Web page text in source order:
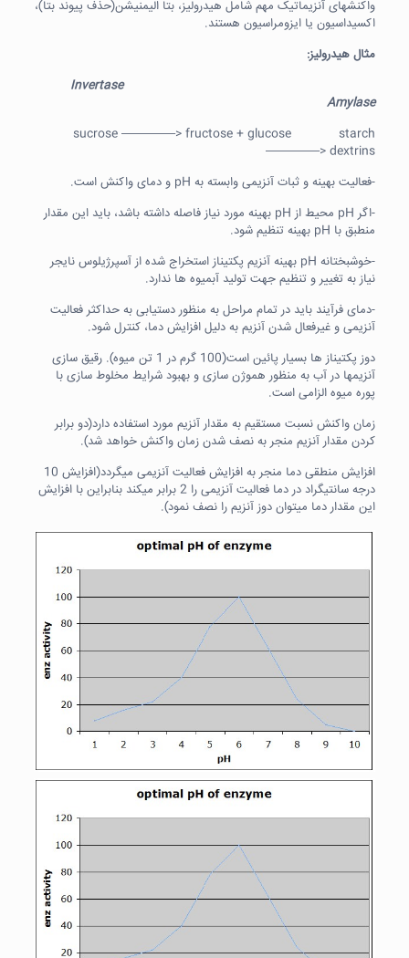
واکنشهای آنزیماتیک مهم شامل هیدرولیز، بتا الیمنیشن(حذف پیوند بتا)،
اکسیداسیون یا ایزومراسیون هستند.
مثال هیدرولیز:
Invertase
Amylase
sucrose ————–> fructose + glucose starch
————–> dextrins
-فعالیت بهینه و ثبات آنزیمی وابسته به pH و دمای واکنش است.
-اگر pH محیط از pH بهینه مورد نیاز فاصله داشته باشد، باید این مقدار
منطبق با pH بهینه تنظیم شود.
-خوشبختانه pH بهینه آنزیم پکتیناز استخراج شده از آسپرژیلوس نایجر
نیاز به تغییر و تنظیم جهت تولید آبمیوه ها ندارد.
-دمای فرآیند باید در تمام مراحل به منظور دستیابی به حداکثر فعالیت
آنزیمی و غیرفعال شدن آنزیم به دلیل افزایش دما، کنترل شود.
دوز پکتیناز ها بسیار پائین است(100 گرم در 1 تن میوه). رقیق سازی
آنزیمها در آب به منظور هموژن سازی و بهبود شرایط مخلوط سازی با
پوره میوه الزامی است.
زمان واکنش نسبت مستقیم به مقدار آنزیم مورد استفاده دارد(دو برابر
کردن مقدار آنزیم منجر به نصف شدن زمان واکنش خواهد شد).
افزایش منطقی دما منجر به افزایش فعالیت آنزیمی میگردد(افزایش 10
درجه سانتیگراد در دما فعالیت آنزیمی را 2 برابر میکند بنابراین با افزایش
این مقدار دما میتوان دوز آنزیم را نصف نمود).